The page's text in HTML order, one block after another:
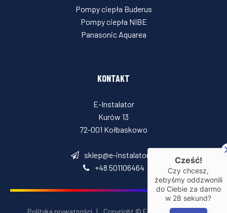
Pompy ciepła Buderus
Pompy ciepła NIBE
Panasonic Aquarea
KONTAKT
E-Instalator
Kurów 13
72-001 Kołbaskowo
sklep@e-instalator.pl
+48 501106464
Polityka prywatności | Copyright © E‑Installator 2026
Cześć!
Czy chcesz,
żebyśmy oddzwonili
do Ciebie za darmo
w 28 sekund?